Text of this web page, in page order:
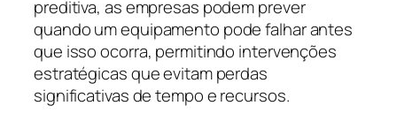
preditiva, as empresas podem prever
quando um equipamento pode falhar antes
que isso ocorra, permitindo intervenções
estratégicas que evitam perdas
significativas de tempo e recursos.